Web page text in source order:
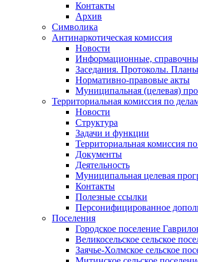
Контакты
Архив
Символика
Антинаркотическая комиссия
Новости
Информационные,
Заседания. Протоколы.
Нормативно-правовые акты
Муниципальная (целевая)
Территориальная комиссия по
Новости
Структура
Задачи и функции
Территориальная комиссия
Документы
Деятельность
Муниципальная целевая
Контакты
Полезные ссылки
Персонифицированное
Поселения
Городское поселение
Великосельское сельское
Заячье-Холмское сельское